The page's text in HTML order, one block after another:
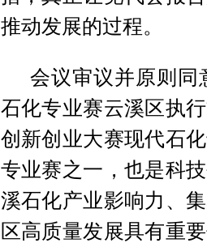
推动发展的过程。
会议审议并原则同
石化专业赛云溪区执
创新创业大赛现代石
专业赛之一，也是科
溪石化产业影响力、
区高质量发展具有重